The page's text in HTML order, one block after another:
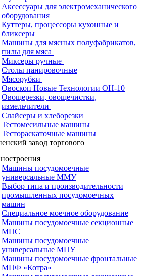
Аксессуары для электромеханического
оборудования
Куттеры, процессоры кухонные и
бликсеры
Машины для мясных полуфабрикатов,
пилы для мяса
Миксеры ручные
Столы панировочные
Мясорубки
Овоскоп Новые Технологии ОН-10
Овощерезки, овощечистки,
измельчители
Слайсеры и хлеборезки
Тестомесильные машины
Тестораскаточные машины
завод торгового
Машины посудомоечные
универсальные ММУ
Выбор типа и производительности
промышленных посудомоечных
машин
Специальное моечное оборудование
Машины посудомоечные секционные
МПС
Машины посудомоечные
универсальные МПУ
Машины посудомоечные фронтальные
МПФ «Котра»